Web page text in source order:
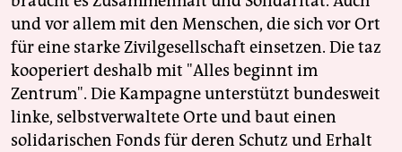
und vor allem mit den Menschen, die sich vor Ort
für eine starke Zivilgesellschaft einsetzen. Die taz
kooperiert deshalb mit "Alles beginnt im
Zentrum". Die Kampagne unterstützt bundesweit
linke, selbstverwaltete Orte und baut einen
solidarischen Fonds für deren Schutz und Erhalt